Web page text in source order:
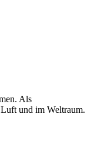
Als
und im Weltraum.